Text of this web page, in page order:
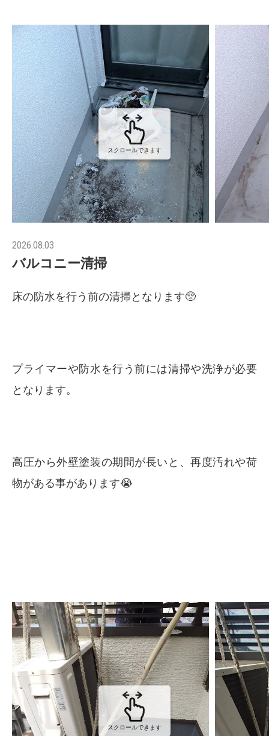
スクロールできます
2026.08.03
バルコニー清掃
床の防水を行う前の清掃となります🥺
プライマーや防水を行う前には清掃や洗浄が必要
となります。
高圧から外壁塗装の期間が長いと、再度汚れや荷
物がある事があります😭
スクロールできます